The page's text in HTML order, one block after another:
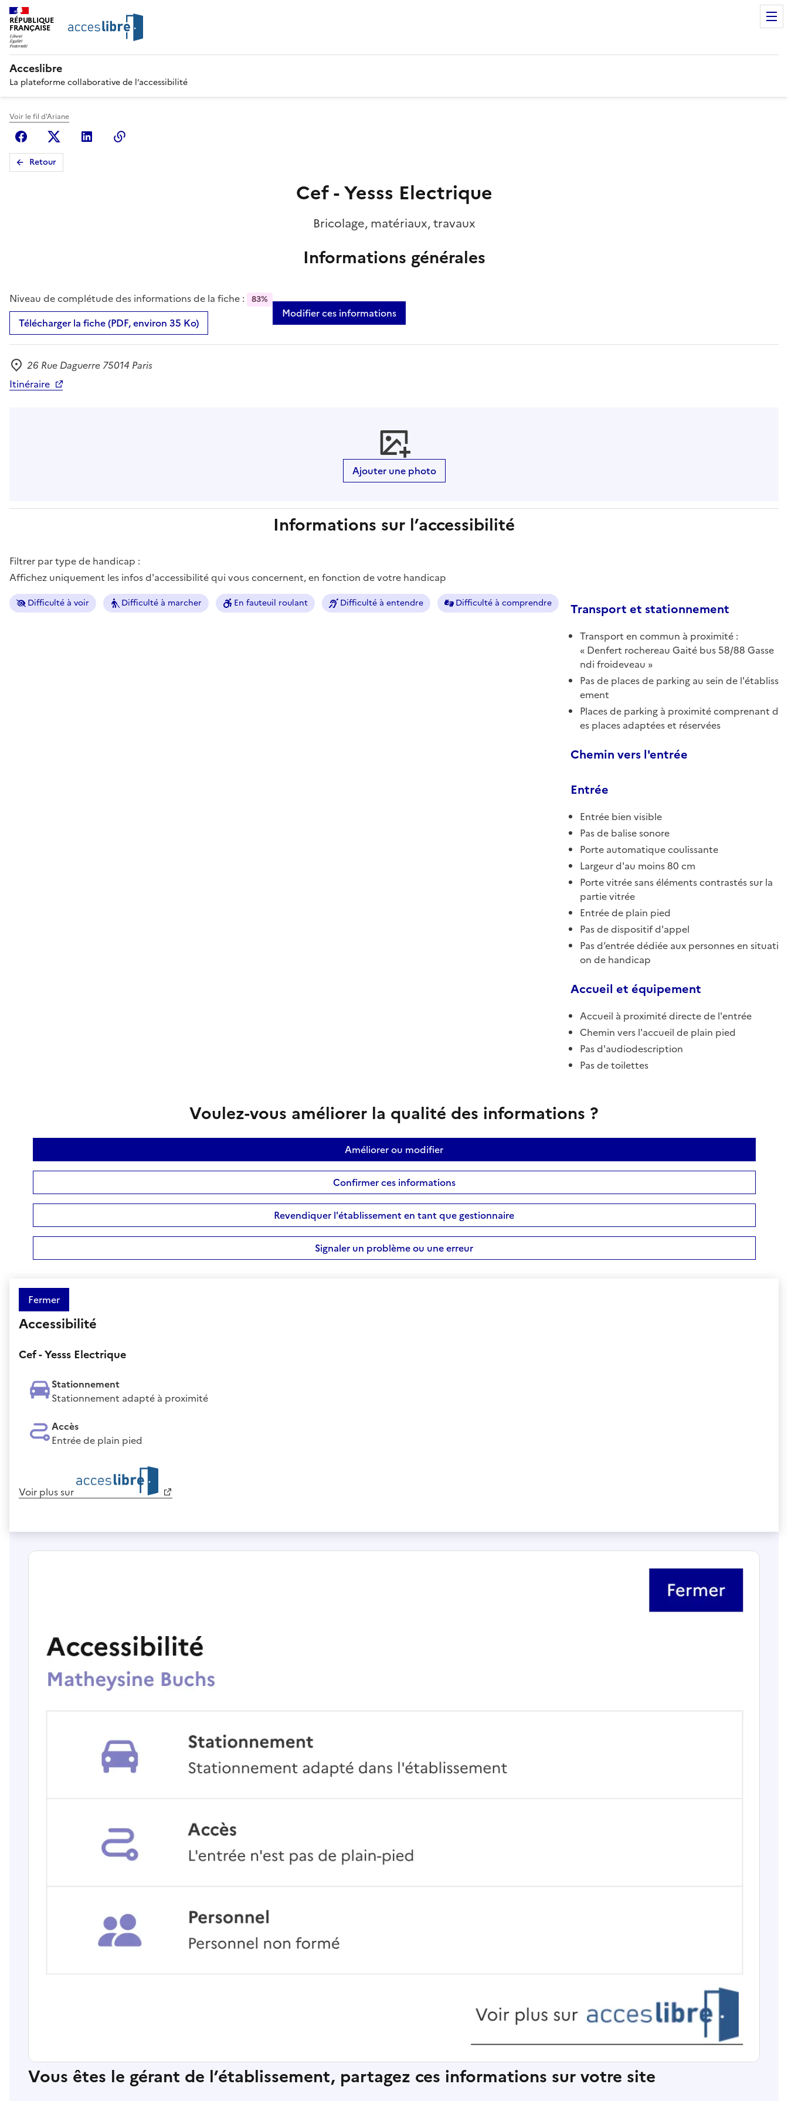
RÉPUBLIQUE
FRANÇAISE
Acceslibre
La plateforme collaborative de l’accessibilité
Voir le fil d'Ariane
FacebookX (anciennement Twitter)
Linkedin
Retour
Cef - Yesss Electrique
Bricolage, matériaux, travaux
Informations générales
Niveau de complétude des informations de la fiche : 83%
Télécharger la fiche (PDF, environ 35 Ko)
Modifier ces informations
Adresse
26 Rue Daguerre 75014 Paris
Itinéraire
Ajouter une photo
Informations sur l’accessibilité
Filtrer par type de handicap :
Affichez uniquement les infos d'accessibilité qui vous concernent, en fonction de votre handicap
Difficulté à voir Difficulté à marcher En fauteuil roulant Difficulté à entendre Difficulté à comprendre Transport et stationnement
Transport en commun à proximité :
Denfert rochereau Gaité bus 58/88 Gasse
ndi froideveau
Pas de places de parking au sein de l'établiss
ement
Places de parking à proximité comprenant d
es places adaptées et réservées
Chemin vers l'entrée
Entrée
Entrée bien visible
Pas de balise sonore
Porte automatique coulissante
Largeur d'au moins 80 cm
Porte vitrée sans éléments contrastés sur la
partie vitrée
Entrée de plain pied
Pas de dispositif d'appel
Pas d’entrée dédiée aux personnes en situati
on de handicap
Accueil et équipement
Accueil à proximité directe de l'entrée
Chemin vers l'accueil de plain pied
Pas d'audiodescription
Pas de toilettes
Voulez-vous améliorer la qualité des informations ?
Améliorer ou modifier
Confirmer ces informations
Revendiquer l'établissement en tant que gestionnaire
Signaler un problème ou une erreur
Fermer
Accessibilité
Cef - Yesss Electrique
Stationnement
Stationnement adapté à proximité
Accès
Entrée de plain pied
Voir plus sur
Vous êtes le gérant de l’établissement, partagez ces informations sur votre site